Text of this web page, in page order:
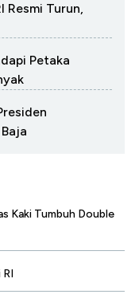
Resmi Turun,
Petaka
Kaki Tumbuh Double